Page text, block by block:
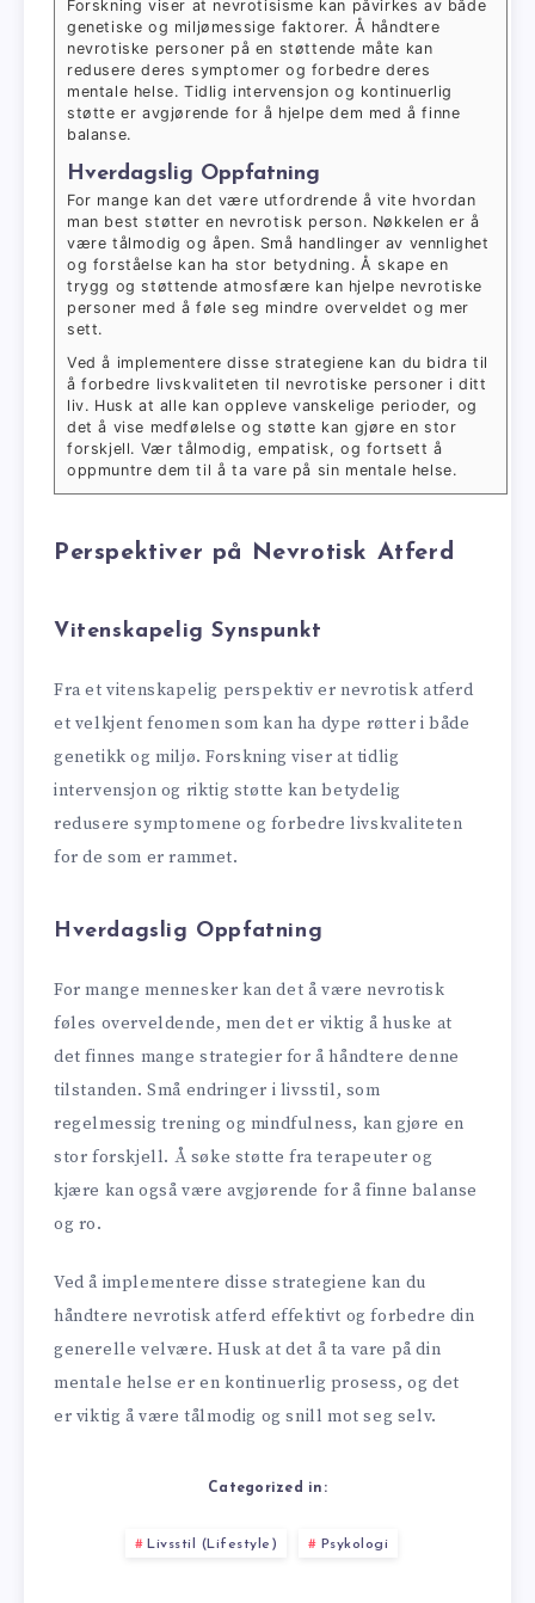
Forskning viser at nevrotisisme kan påvirkes av både
genetiske og miljømessige faktorer. Å håndtere
nevrotiske personer på en støttende måte kan
redusere deres symptomer og forbedre deres
mentale helse. Tidlig intervensjon og kontinuerlig
støtte er avgjørende for å hjelpe dem med å finne
balanse.
Hverdagslig Oppfatning
For mange kan det være utfordrende å vite hvordan
man best støtter en nevrotisk person. Nøkkelen er å
være tålmodig og åpen. Små handlinger av vennlighet
og forståelse kan ha stor betydning. Å skape en
trygg og støttende atmosfære kan hjelpe nevrotiske
personer med å føle seg mindre overveldet og mer
sett.
Ved å implementere disse strategiene kan du bidra til
å forbedre livskvaliteten til nevrotiske personer i ditt
liv. Husk at alle kan oppleve vanskelige perioder, og
det å vise medfølelse og støtte kan gjøre en stor
forskjell. Vær tålmodig, empatisk, og fortsett å
oppmuntre dem til å ta vare på sin mentale helse.
Perspektiver på Nevrotisk Atferd
Vitenskapelig Synspunkt
Fra et vitenskapelig perspektiv er nevrotisk atferd
et velkjent fenomen som kan ha dype røtter i både
genetikk og miljø. Forskning viser at tidlig
intervensjon og riktig støtte kan betydelig
redusere symptomene og forbedre livskvaliteten
for de som er rammet.
Hverdagslig Oppfatning
For mange mennesker kan det å være nevrotisk
føles overveldende, men det er viktig å huske at
det finnes mange strategier for å håndtere denne
tilstanden. Små endringer i livsstil, som
regelmessig trening og mindfulness, kan gjøre en
stor forskjell. Å søke støtte fra terapeuter og
kjære kan også være avgjørende for å finne balanse
og ro.
Ved å implementere disse strategiene kan du
håndtere nevrotisk atferd effektivt og forbedre din
generelle velvære. Husk at det å ta vare på din
mentale helse er en kontinuerlig prosess, og det
er viktig å være tålmodig og snill mot seg selv.
Categorized in:
Livsstil (Lifestyle) Psykologi